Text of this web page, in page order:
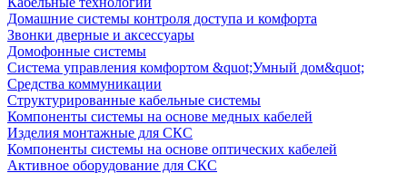
Домашние системы контроля доступа и комфорта
Звонки дверные и аксессуары
Домофонные системы
Система управления комфортом &quot;Умный дом&quot;
Средства коммуникации
Структурированные кабельные системы
Компоненты системы на основе медных кабелей
Изделия монтажные для СКС
Компоненты системы на основе оптических кабелей
Активное оборудование для СКС